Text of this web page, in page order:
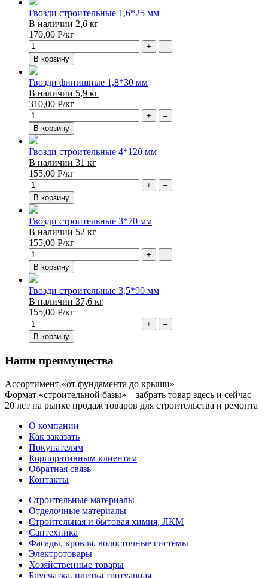
Гвозди строительные 1,6*25 мм
В наличии 2,6 кг
170,00 Р/кг
+
–
В корзину
Гвозди финишные 1,8*30 мм
В наличии 5,9 кг
310,00 Р/кг
+
–
В корзину
Гвозди строительные 4*120 мм
В наличии 31 кг
155,00 Р/кг
+
–
В корзину
Гвозди строительные 3*70 мм
В наличии 52 кг
155,00 Р/кг
+
–
В корзину
Гвозди строительные 3,5*90 мм
В наличии 37,6 кг
155,00 Р/кг
+
–
В корзину
Наши преимущества
Ассортимент «от фундамента до крыши»
Формат «строительной базы» – забрать товар здесь и сейчас
20 лет на рынке продаж товаров для строительства и ремонта
О компании
Как заказать
Покупателям
Корпоративным клиентам
Обратная связь
Контакты
Строительные материалы
Отделочные материалы
Строительная и бытовая химия, ЛКМ
Сантехника
Фасады, кровля, водосточные системы
Электротовары
Хозяйственные товары
Брусчатка, плитка тротуарная